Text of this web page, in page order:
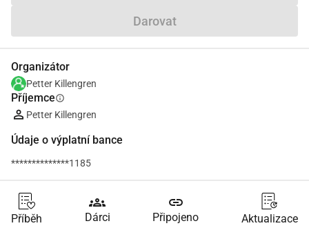
Darovat
Organizátor
Petter Killengren
Příjemceinfo
Petter Killengren
Údaje o výplatní bance
**************1185
Příběh
groups
Dárci
link
Připojeno Aktualizace